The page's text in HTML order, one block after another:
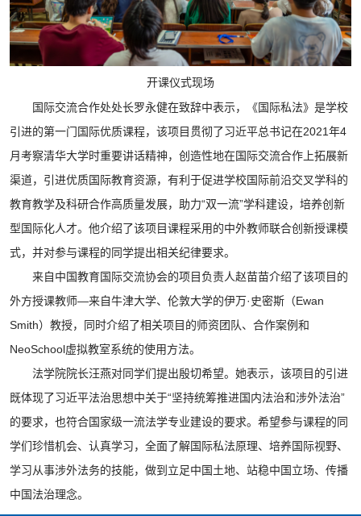
开课仪式现场
国际交流合作处处长罗永健在致辞中表示，《国际私法》是学校
引进的第一门国际优质课程，该项目贯彻了习近平总书记在2021年4
月考察清华大学时重要讲话精神，创造性地在国际交流合作上拓展新
渠道，引进优质国际教育资源，有利于促进学校国际前沿交叉学科的
教育教学及科研合作高质量发展，助力“双一流”学科建设，培养创新
型国际化人才。他介绍了该项目课程采用的中外教师联合创新授课模
式，并对参与课程的同学提出相关纪律要求。
来自中国教育国际交流协会的项目负责人赵苗苗介绍了该项目的
外方授课教师—来自牛津大学、伦敦大学的伊万·史密斯（Ewan
Smith）教授，同时介绍了相关项目的师资团队、合作案例和
NeoSchool虚拟教室系统的使用方法。
法学院院长汪燕对同学们提出殷切希望。她表示，该项目的引进
既体现了习近平法治思想中关于“坚持统筹推进国内法治和涉外法治”
的要求，也符合国家级一流法学专业建设的要求。希望参与课程的同
学们珍惜机会、认真学习，全面了解国际私法原理、培养国际视野、
学习从事涉外法务的技能，做到立足中国土地、站稳中国立场、传播
中国法治理念。